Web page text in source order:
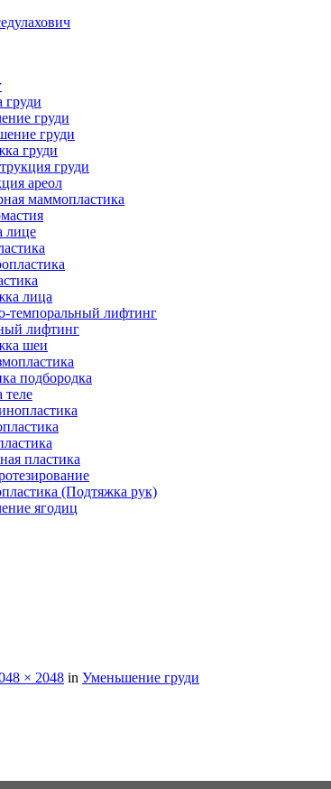
груди
груди
груди
груди
груди
ареол
маммопластика
лице
лица
темпоральный лифтинг
лифтинг
шеи
подбородка
пластика
(Подтяжка рук)
ягодиц
× 2048 in Уменьшение груди